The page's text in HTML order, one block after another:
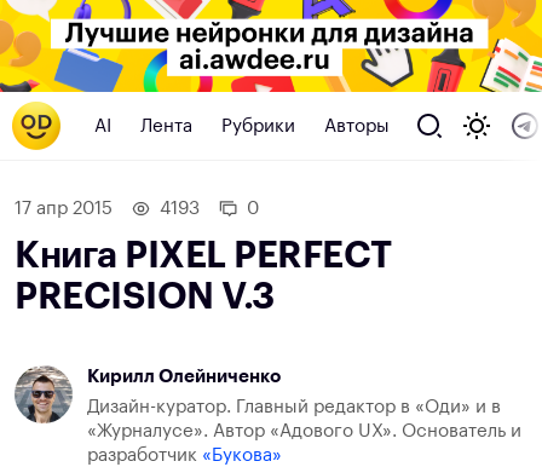
AI Лента Рубрики Авторы
17 апр 2015 4193 0
Книга PIXEL PERFECT
PRECISION V.3
Кирилл Олейниченко
Дизайн-куратор. Главный редактор в «Оди» и в
«Журналусе». Автор «Адового UX». Основатель и
разработчик «Букова»